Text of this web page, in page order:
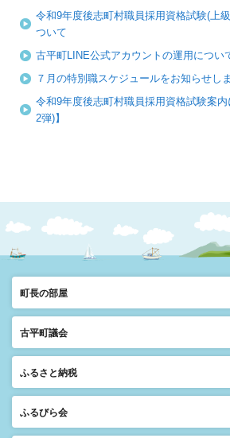
令和9年度後志町村職員採用資格試験(上
ついて
古平町LINE公式アカウントの運用につい
７月の特別職スケジュールをお知らせし
令和9年度後志町村職員採用資格試験案
2弾)】
町長の部屋
古平町議会
ふるさと納税
ふるびら会